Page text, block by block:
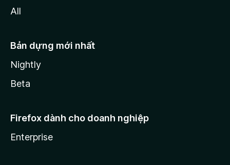
All
Bản dựng mới nhất
Nightly
Beta
Firefox dành cho doanh nghiệp
Enterprise